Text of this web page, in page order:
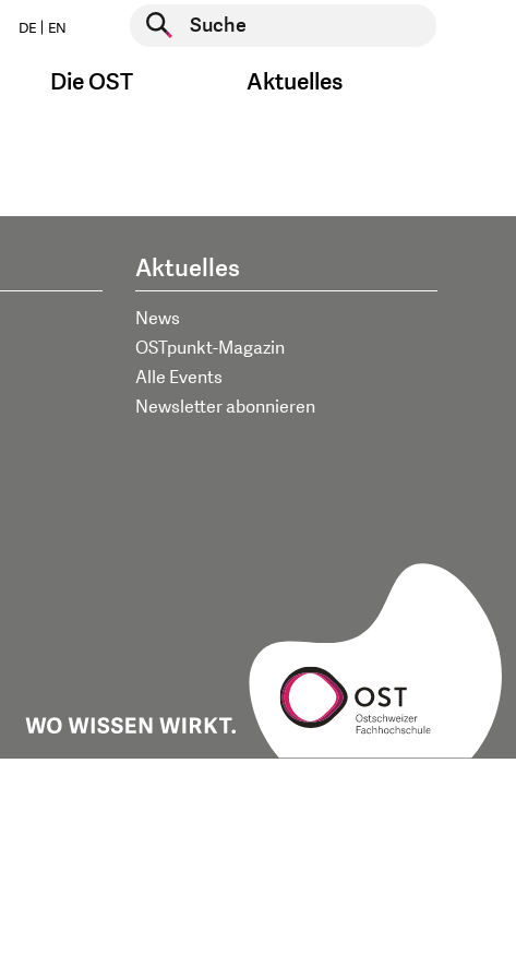
DE EN
Suche starten
Die OST Aktuelles
Aktuelles
News
OSTpunkt-Magazin
Alle Events
Newsletter abonnieren